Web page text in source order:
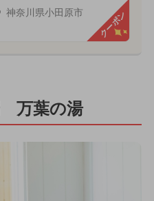
神奈川県小田原市 クーポン
万葉の湯